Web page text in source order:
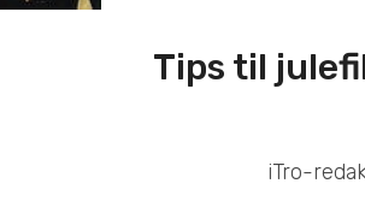
Tips til
iTro-